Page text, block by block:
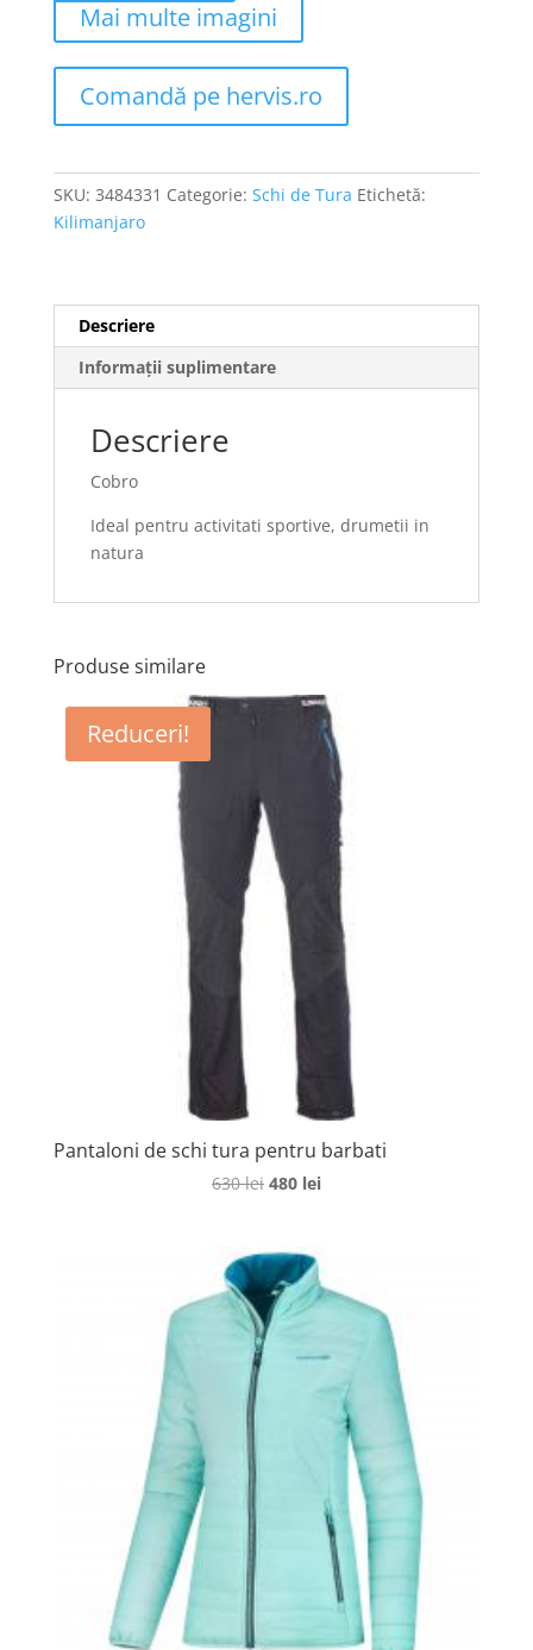
Mai multe imagini
Comandă pe hervis.ro
SKU: 3484331 Categorie: Schi de Tura Etichetă:
Kilimanjaro
Descriere
Informații suplimentare
Descriere
Cobro
Ideal pentru activitati sportive, drumetii in
natura
Produse similare
Reduceri!
Pantaloni de schi tura pentru barbati
630lei Prețul
fost:
630 lei.
480 leiPrețul
480 lei.